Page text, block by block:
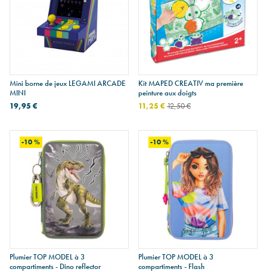
Mini borne de jeux LEGAMI ARCADE
MINI
19,95 €
Kit MAPED CREATIV ma première
peinture aux doigts
11,25 €12,50 €
-10 %
Plumier TOP MODEL à 3
compartiments - Dino reflector
-10 %
Plumier TOP MODEL à 3
compartiments - Flash